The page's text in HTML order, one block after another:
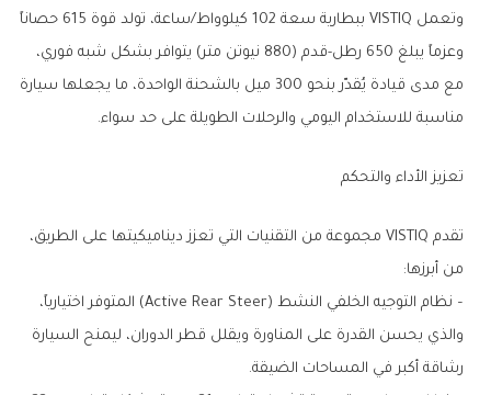
وتعمل VISTIQ ببطارية سعة 102 كيلوواط/ساعة، تولد قوة 615 حصاناً
وعزماً يبلغ 650 رطل-قدم (880 نيوتن متر) يتوافر بشكل شبه فوري،
مع مدى قيادة يُقدّر بنحو 300 ميل بالشحنة الواحدة، ما يجعلها سيارة
مناسبة للاستخدام اليومي والرحلات الطويلة على حد سواء.
تعزيز الأداء والتحكم
تقدم VISTIQ مجموعة من التقنيات التي تعزز ديناميكيتها على الطريق،
من أبرزها:
– نظام التوجيه الخلفي النشط (Active Rear Steer) المتوفر اختيارياً،
والذي يحسن القدرة على المناورة ويقلل قطر الدوران، ليمنح السيارة
رشاقة أكبر في المساحات الضيقة.